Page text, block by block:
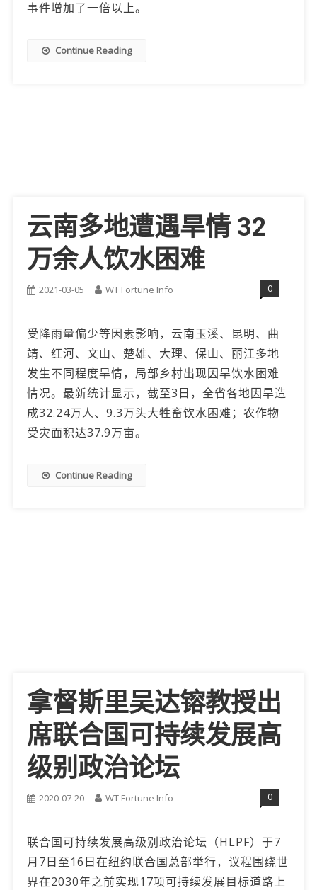
事件增加了一倍以上。
Continue Reading
云南多地遭遇旱情 32
万余人饮水困难
2021-03-05 WT Fortune Info 0
受降雨量偏少等因素影响，云南玉溪、昆明、曲
靖、红河、文山、楚雄、大理、保山、丽江多地
发生不同程度旱情，局部乡村出现因旱饮水困难
情况。最新统计显示，截至3日，全省各地因旱造
成32.24万人、9.3万头大牲畜饮水困难；农作物
受灾面积达37.9万亩。
Continue Reading
拿督斯里吴达镕教授出
席联合国可持续发展高
级别政治论坛
2020-07-20 WT Fortune Info 0
联合国可持续发展高级别政治论坛（HLPF）于7
月7日至16日在纽约联合国总部举行，议程围绕世
界在2030年之前实现17项可持续发展目标道路上